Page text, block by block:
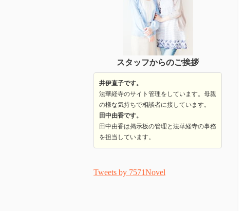
スタッフからのご挨拶
井伊直子です。
法華経寺のサイト管理をしています。母親
の様な気持ちで相談者に接しています。
田中由香です。
田中由香は掲示板の管理と法華経寺の事務
を担当しています。
Tweets by 7571Novel